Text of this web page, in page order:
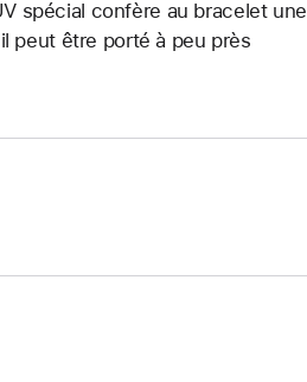
spécial confère au bracelet une
peut être porté à peu près